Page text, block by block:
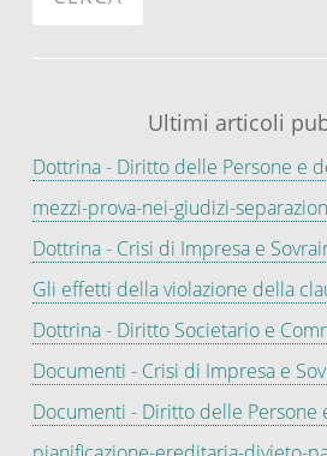
Ultimi articoli
Dottrina - Diritto delle Persone e
mezzi-prova-nei-giudizi-
Dottrina - Crisi di Impresa e
Gli effetti della violazione della
Dottrina - Diritto Societario e
Documenti - Crisi di Impresa e
Documenti - Diritto delle Persone